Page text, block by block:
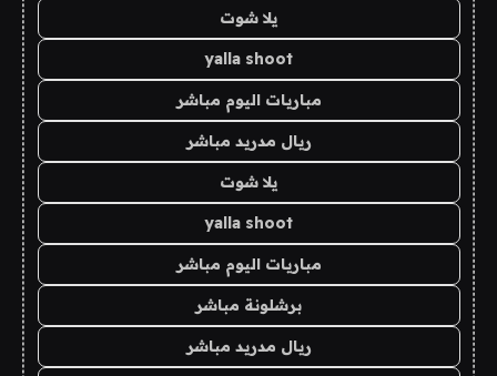
يلا شوت
yalla shoot
مباريات اليوم مباشر
ريال مدريد مباشر
يلا شوت
yalla shoot
مباريات اليوم مباشر
برشلونة مباشر
ريال مدريد مباشر